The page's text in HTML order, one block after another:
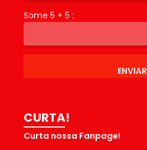
Some 5 + 5 :
ENVIAR
CURTA!
Curta nossa Fanpage!